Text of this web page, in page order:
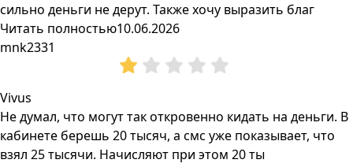
сильно деньги не дерут. Также хочу выразить благ
Читать полностью10.06.2026
mnk2331
Vivus
Не думал, что могут так откровенно кидать на деньги. В
кабинете берешь 20 тысяч, а смс уже показывает, что
взял 25 тысячи. Начисляют при этом 20 ты